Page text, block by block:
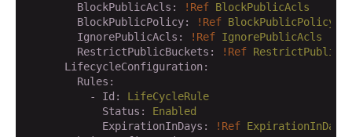
        BlockPublicAcls:
!Ref BlockPublicAcls
        BlockPublicPolicy:
!Ref BlockPublicPolicy
        IgnorePublicAcls:
!Ref IgnorePublicAcls
        RestrictPublicBuckets:
!Ref
      LifecycleConfiguration:
        Rules:
          - Id:
LifeCycleRule
            Status:
Enabled
            ExpirationInDays:
!Ref ExpirationInDays